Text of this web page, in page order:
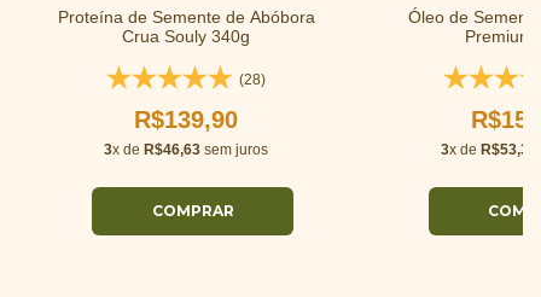
Proteína de Semente de Abóbora
Crua Souly 340g
(28)
R$139,90
3x de R$46,63 sem juros
Óleo de
Premium
3x de R$53,30